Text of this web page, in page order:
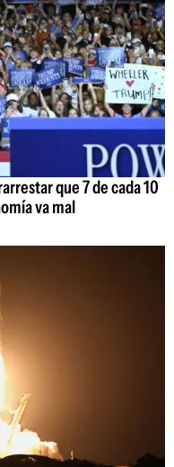
que 7 de cada 10
va mal